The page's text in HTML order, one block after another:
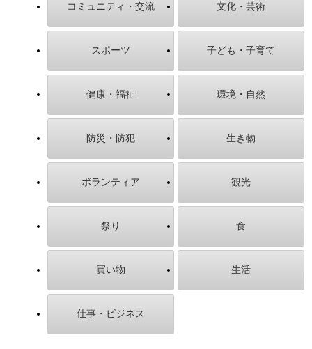
コミュニティ・交流 文化・芸術
スポーツ 子ども・子育て
健康・福祉 環境・自然
防災・防犯 生き物
ボランティア 観光
祭り 食
買い物 生活
仕事・ビジネス